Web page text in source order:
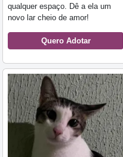
qualquer espaço. Dê a ela um
novo lar cheio de amor!
Quero Adotar